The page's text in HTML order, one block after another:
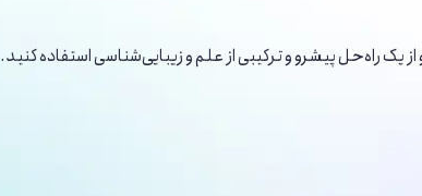
پیشرو و ترکیبی از علم و زیبایی‌شناسی استفاده کنید.